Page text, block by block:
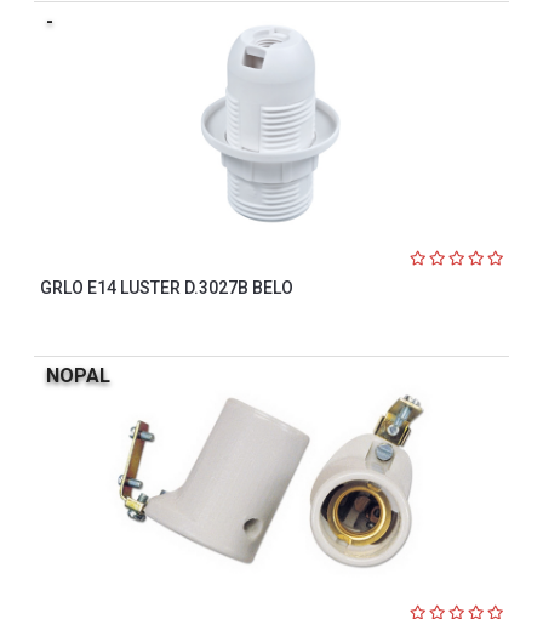
-
GRLO E14 LUSTER D.3027B BELO
NOPAL